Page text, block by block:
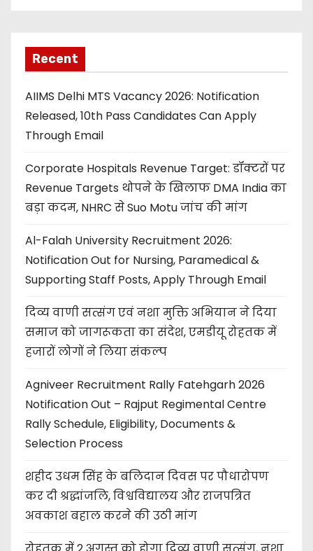
Recent
AIIMS Delhi MTS Vacancy 2026: Notification
Released, 10th Pass Candidates Can Apply
Through Email
Corporate Hospitals Revenue Target: डॉक्टरों पर
Revenue Targets थोपने के खिलाफ DMA India का
बड़ा कदम, NHRC से Suo Motu जांच की मांग
Al-Falah University Recruitment 2026:
Notification Out for Nursing, Paramedical &
Supporting Staff Posts, Apply Through Email
दिव्य वाणी सत्संग एवं नशा मुक्ति अभियान ने दिया
समाज को जागरूकता का संदेश, एमडीयू रोहतक में
हजारों लोगों ने लिया संकल्प
Agniveer Recruitment Rally Fatehgarh 2026
Notification Out – Rajput Regimental Centre
Rally Schedule, Eligibility, Documents &
Selection Process
शहीद उधम सिंह के बलिदान दिवस पर पौधारोपण
कर दी श्रद्धांजलि, विश्वविद्यालय और राजपत्रित
अवकाश बहाल करने की उठी मांग